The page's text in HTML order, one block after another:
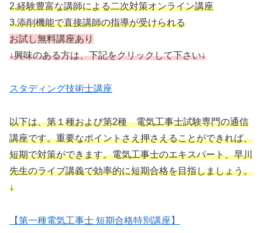
2.経験豊富な講師による二次対策オンライン講座
3.添削機能で直接講師の指導が受けられる
お試し無料講座あり
↓興味のある方は、下記をクリックして下さい↓
スタディング技術士講座
以下は、第１種および第2種 電気工事士試験専門の通信
講座です。重要なポイントさえ押さえることができれば、
短期で対策ができます。電気工事士のエキスパート、早川
先生のライブ講義で効率的に短期合格を目指しましょう。
↓
【第一種電気工事士 短期合格特別講座】